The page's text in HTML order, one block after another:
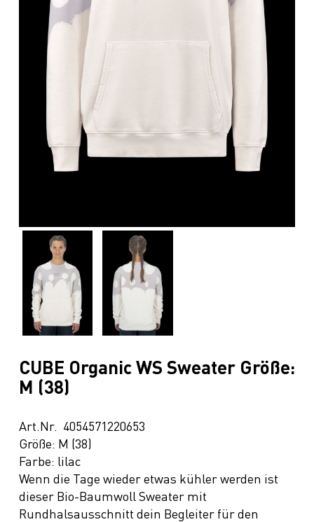
CUBE Organic WS Sweater Größe:
M (38)
Art.Nr. 4054571220653
Größe: M (38)
Farbe: lilac
Wenn die Tage wieder etwas kühler werden ist
dieser Bio-Baumwoll Sweater mit
Rundhalsausschnitt dein Begleiter für den